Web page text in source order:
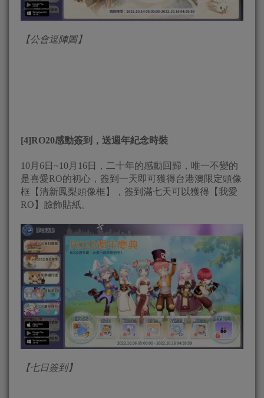
【公會逗陣圖】
[4]RO20感動簽到，送週年紀念時裝
10月6日~10月16日，二十年的感動回歸，唯一不變的
是喜愛RO的初心，簽到一天即可獲得台港澳限定頭像
框【清新鳳梨頭像框】，簽到滿七天可以獲得【我愛
RO】臉飾貼紙。
【七日簽到】